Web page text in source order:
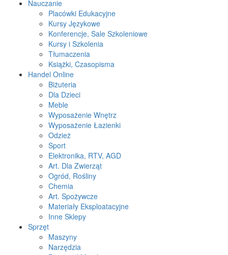
Nauczanie
Placówki Edukacyjne
Kursy Językowe
Konferencje, Sale Szkoleniowe
Kursy i Szkolenia
Tłumaczenia
Książki, Czasopisma
Handel Online
Biżuteria
Dla Dzieci
Meble
Wyposażenie Wnętrz
Wyposażenie Łazienki
Odzież
Sport
Elektronika, RTV, AGD
Art. Dla Zwierząt
Ogród, Rośliny
Chemia
Art. Spożywcze
Materiały Eksploatacyjne
Inne Sklepy
Sprzęt
Maszyny
Narzędzia